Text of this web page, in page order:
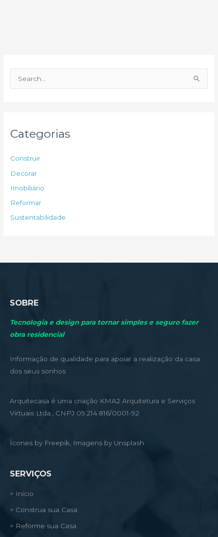
e
p
o
r
Categorias
Construir
Decorar
Imobiliário
Reformar
Sustentabilidade
SOBRE
Tecnologia e design para tornar simples e seguro fazer
obra residencial
Informação de qualidade para apoiar a realização da casa
dos seus sonhos
Arquitecasa é uma criação KMA2 Arquitetura e Serviços
Virtuais Ltda., CNPJ 09.214.816/0001-92
Ícones by Freepik, Imagens by Unsplash
SERVIÇOS
> Início
> Construa sua Casa
> Reforme sua Casa